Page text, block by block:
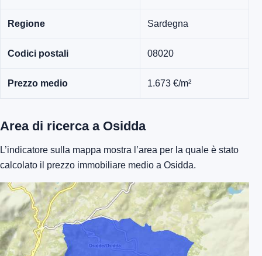
Regione Sardegna
Codici postali 08020
Prezzo medio 1.673 €/m²
Area di ricerca a Osidda
L’indicatore sulla mappa mostra l’area per la quale è stato
calcolato il prezzo immobiliare medio a Osidda.